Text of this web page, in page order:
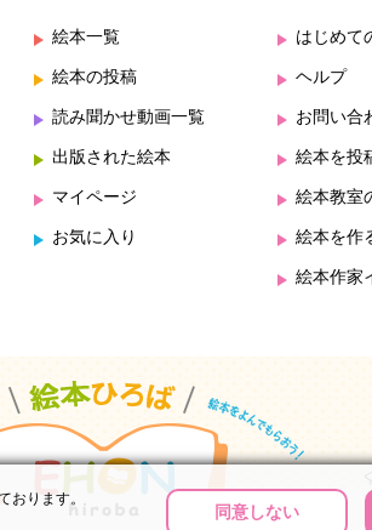
絵本一覧
絵本の投稿
読み聞かせ動画一覧
出版された絵本
マイページ
お気に入り
はじめて
ヘルプ
お問い合
絵本を投
絵本教室
絵本を作
絵本作家
おります。
同意しない